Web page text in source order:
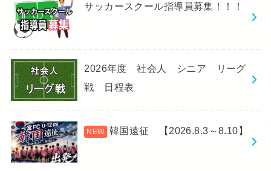
サッカースクール指導員募集！！！
2026年度 社会人 シニア リーグ
戦 日程表
韓国遠征 【2026.8.3～8.10】